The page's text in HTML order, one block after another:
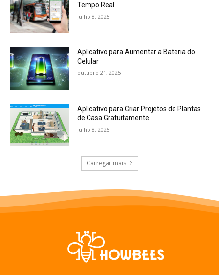
Tempo Real
julho 8, 2025
Aplicativo para Aumentar a Bateria do
Celular
outubro 21, 2025
Aplicativo para Criar Projetos de Plantas
de Casa Gratuitamente
julho 8, 2025
Carregar mais